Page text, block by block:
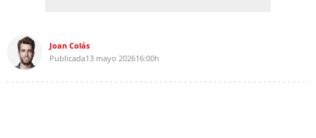
Joan Colás
Publicada13 mayo 202616:00h